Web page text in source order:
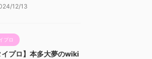
12/13
プロ
イプロ】本多大夢のwiki